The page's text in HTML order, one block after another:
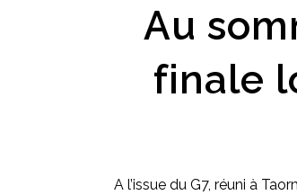
Au
finale
A l’issue du G7, réuni à